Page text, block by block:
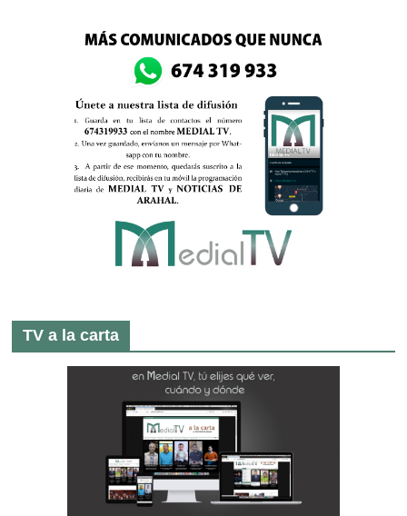
TV a la carta